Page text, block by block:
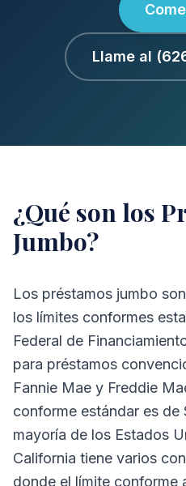
Llame al
¿Qué son los
Jumbo?
Los préstamos jumbo
los límites conformes
Federal de
para préstamos
Fannie Mae y Freddie
conforme estándar es de
mayoría de los Estados
California tiene varios
donde el límite conforme